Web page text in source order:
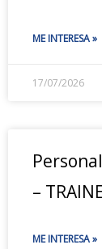
ME INTERESA »
17/07/2026
–
ME INTERESA »